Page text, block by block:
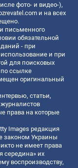
фото- и видео-),
и на всех
письменного
обязательной
- при
и при
для поисковых
по ссылке
оригинальный
статьи,
права на которые
Images редакция
законом Украины
не имеет права
середина» их
воспроизводству,